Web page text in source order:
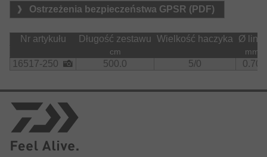
Jaskrawe koraliki zapewniają dodatkowy nęcący bodziec.
Ostrzeżenia bezpieczeństwa GPSR (PDF)
Nr artykułu Długość zestawu Wielkość haczyka Ø linki
cm mm
16517-250 500.0 5/0 0.70